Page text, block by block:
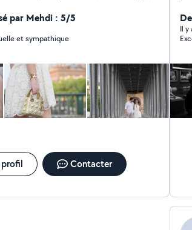
vidéo pour les marques et les
par Mehdi : 5/5
et sympathique
Contacter
Il y